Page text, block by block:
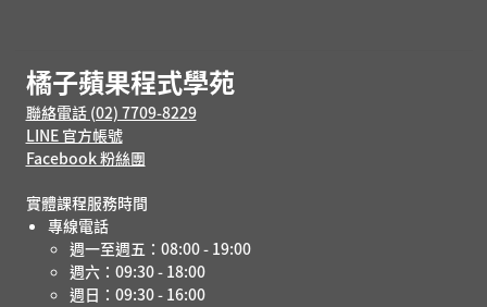
橘子蘋果程式學苑
聯絡電話 (02) 7709-8229
LINE 官方帳號
Facebook 粉絲團
實體課程服務時間
專線電話
週一至週五：08:00 - 19:00
週六：09:30 - 18:00
週日：09:30 - 16:00